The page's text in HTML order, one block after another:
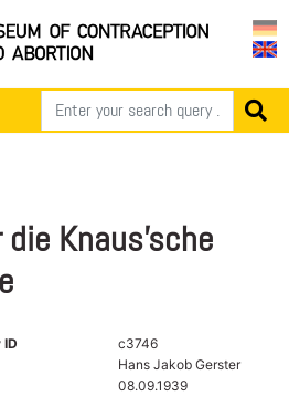
die Knaus'sche
c3746
Hans Jakob Gerster
08.09.1939